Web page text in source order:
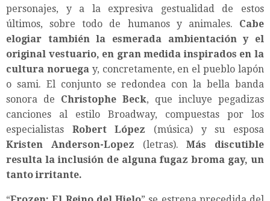
personajes, y a la expresiva gestualidad de estos
últimos, sobre todo de humanos y animales. Cabe
elogiar también la esmerada ambientación y el
original vestuario, en gran medida inspirados en la
cultura noruega y, concretamente, en el pueblo lapón
o sami. El conjunto se redondea con la bella banda
sonora de Christophe Beck, que incluye pegadizas
canciones al estilo Broadway, compuestas por los
especialistas Robert López (música) y su esposa
Kristen Anderson-Lopez (letras).Más discutible
resulta la inclusión de alguna fugaz broma gay, un
tanto irritante.